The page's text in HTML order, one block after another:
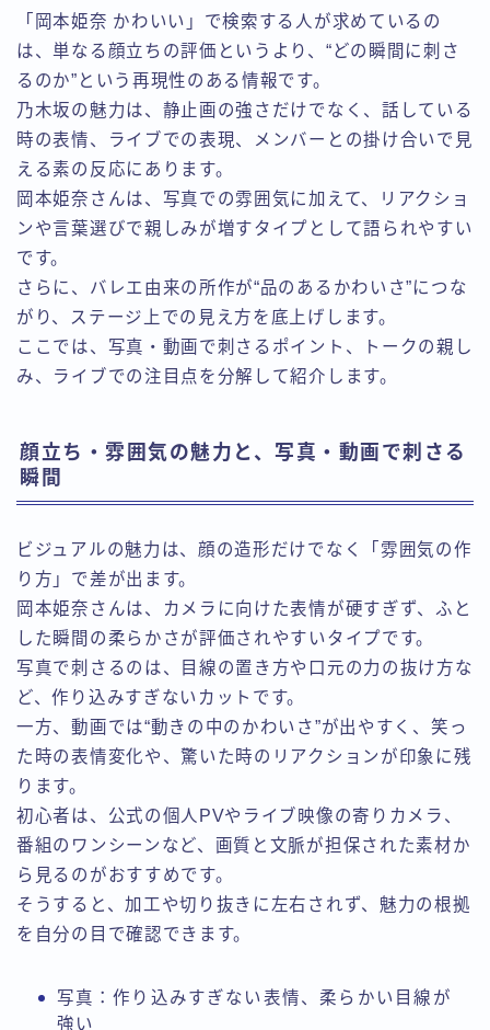
「岡本姫奈 かわいい」で検索する人が求めているの
は、単なる顔立ちの評価というより、“どの瞬間に刺さ
るのか”という再現性のある情報です。
乃木坂の魅力は、静止画の強さだけでなく、話している
時の表情、ライブでの表現、メンバーとの掛け合いで見
える素の反応にあります。
岡本姫奈さんは、写真での雰囲気に加えて、リアクショ
ンや言葉選びで親しみが増すタイプとして語られやすい
です。
さらに、バレエ由来の所作が“品のあるかわいさ”につな
がり、ステージ上での見え方を底上げします。
ここでは、写真・動画で刺さるポイント、トークの親し
み、ライブでの注目点を分解して紹介します。
顔立ち・雰囲気の魅力と、写真・動画で刺さる
瞬間
ビジュアルの魅力は、顔の造形だけでなく「雰囲気の作
り方」で差が出ます。
岡本姫奈さんは、カメラに向けた表情が硬すぎず、ふと
した瞬間の柔らかさが評価されやすいタイプです。
写真で刺さるのは、目線の置き方や口元の力の抜け方な
ど、作り込みすぎないカットです。
一方、動画では“動きの中のかわいさ”が出やすく、笑っ
た時の表情変化や、驚いた時のリアクションが印象に残
ります。
初心者は、公式の個人PVやライブ映像の寄りカメラ、
番組のワンシーンなど、画質と文脈が担保された素材か
ら見るのがおすすめです。
そうすると、加工や切り抜きに左右されず、魅力の根拠
を自分の目で確認できます。
写真：作り込みすぎない表情、柔らかい目線が
強い